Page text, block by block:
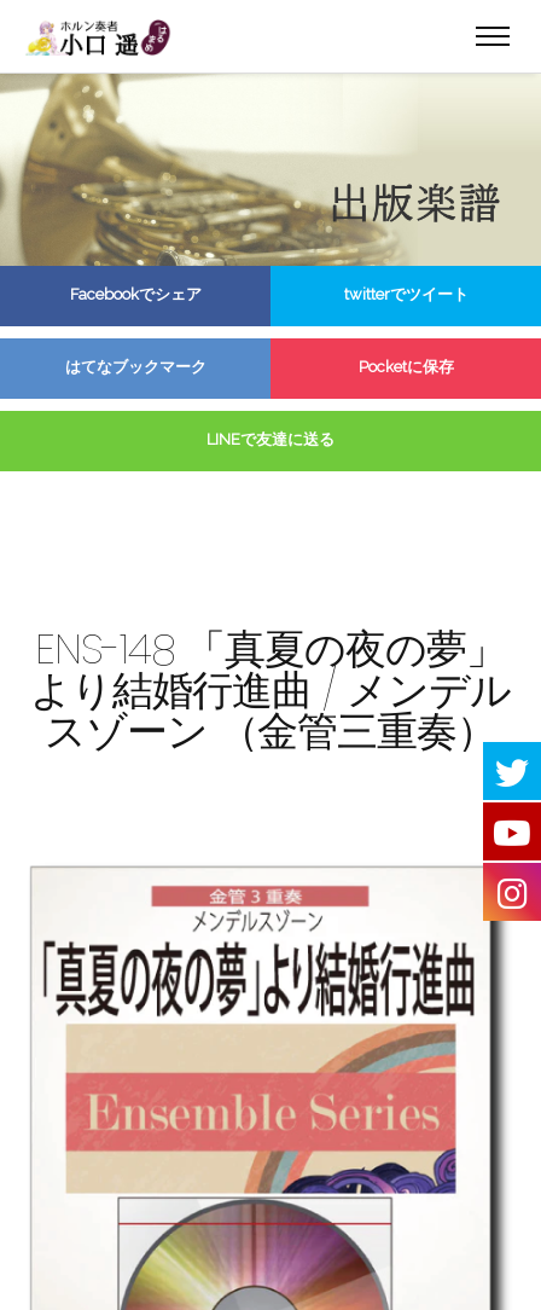
Facebookでシェア twitterでツイート
はてなブックマーク Pocketに保存
LINEで友達に送る
ENS-148 「真夏の夜の夢」
より結婚行進曲 / メンデル
スゾーン （金管三重奏）